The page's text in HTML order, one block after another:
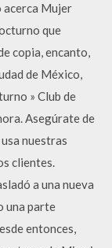
acerca Mujer
que
copia, encanto,
de México,
» Club de
Asegúrate de
nuestras
clientes.
a una nueva
una parte
entonces,